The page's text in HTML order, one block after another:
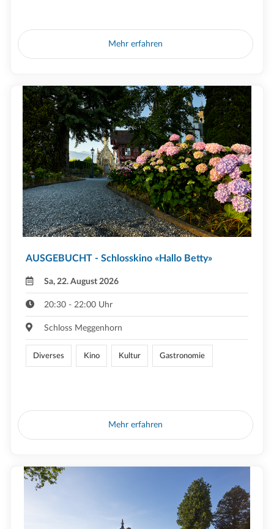
Mehr erfahren
AUSGEBUCHT - Schlosskino «Hallo Betty»
Sa, 22. August 2026
20:30 - 22:00 Uhr
Schloss Meggenhorn
Diverses Kino Kultur Gastronomie
Mehr erfahren